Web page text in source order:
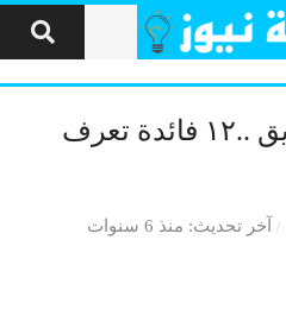
فوائد الثوم على الريق ..١٢ فائدة تعرف
آخر تحديث منذ 6 سنوات